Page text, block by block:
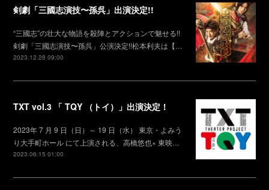
剣劇「三國志演技〜孫呉」出演決定!!
“三國志”の壮大な物語を殺陣とアクションで魅せる!!
剣劇「三國志演技〜孫呉」公演決定!!松本利夫は【…
2023.12.28 09:00
TXT vol.3 「 TQY （トイ）」出演決定！
2023年 7 月 9 日（日）～ 19 日（水） 東京・よみう
り大手町ホール にて上演される、高橋悠也× 東映…
2023.06.15 01:00